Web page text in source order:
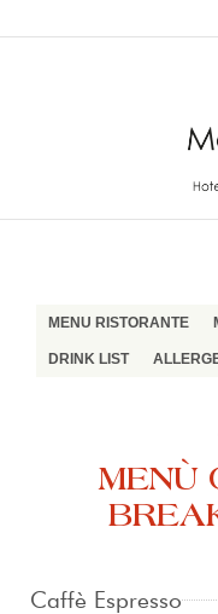
MENU RISTORANTE
DRINK LIST
MENÙ
Caffè Espresso